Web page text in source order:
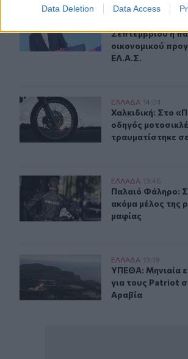
Data Deletion Data Access
Αλέξης Τσίπρας: Στις 2
ΕΛΛAΔΑ 14:42
Σεπτεμβρίου η
οικονομικού
ΕΛ.Α.Σ.
Χαλκιδική: Στο «Παπαγεωργίου»
ΕΛΛAΔΑ 14:04
Χαλκιδική: Στο
Χαλκιδική: Στο
οδηγός
τραυματίστηκε
Παλαιό Φάληρο: Συνελήφθη ένα
ΕΛΛAΔΑ 13:46
Παλαιό Φάληρο:
Παλαιό Φάληρο:
ακόμα μέλος της
μαφίας
ΥΠΕΘΑ: Μηνιαία επανεξέταση για
ΕΛΛAΔΑ 13:19
ΥΠΕΘΑ: Μηνιαία
ΥΠΕΘΑ: Μηνιαία
για τους Patriot
Αραβία